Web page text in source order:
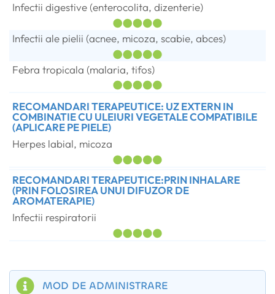
Infectii digestive (enterocolita, dizenterie)
Infectii ale pielii (acnee, micoza, scabie, abces)
Febra tropicala (malaria, tifos)
RECOMANDARI TERAPEUTICE: UZ EXTERN IN
COMBINATIE CU ULEIURI VEGETALE COMPATIBILE
(APLICARE PE PIELE)
Herpes labial, micoza
RECOMANDARI TERAPEUTICE:PRIN INHALARE
(PRIN FOLOSIREA UNUI DIFUZOR DE
AROMATERAPIE)
Infectii respiratorii
MOD DE ADMINISTRARE